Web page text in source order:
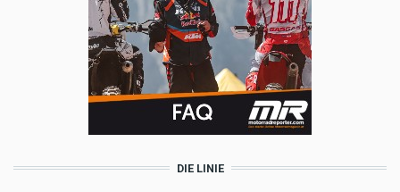
DIE LINIE